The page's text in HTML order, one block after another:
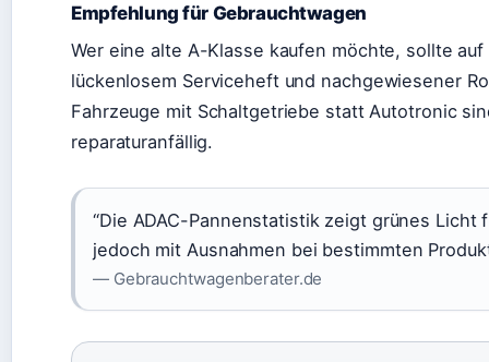
Empfehlung für Gebrauchtwagen
Wer eine alte A-Klasse kaufen möchte, sollte
lückenlosem Serviceheft und nachgewiesener
Fahrzeuge mit Schaltgetriebe statt Autotronic
reparaturanfällig.
“Die ADAC-Pannenstatistik zeigt grünes Licht
jedoch mit Ausnahmen bei bestimmten
— Gebrauchtwagenberater.de